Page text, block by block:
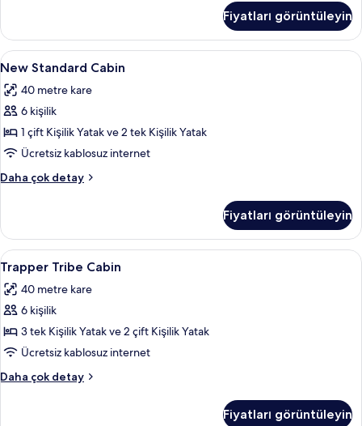
görün
near
facilities
hakkında
fazla
detay
Fiyatları görüntüleyin
New
Standard
Cabin
için
tüm
fotoğrafları
görün
2 yatak odası, odada kasa, güneşlik/
5
New Standard Cabin
40 metre kare
6 kişilik
1 çift Kişilik Yatak ve 2 tek Kişilik Yatak
Ücretsiz kablosuz internet
Daha çok detay
New
daha
fazla
detay
Fiyatları görüntüleyin
Trapper
Tribe
Cabin
için
tüm
fotoğrafları
görün
2 yatak odası, odada kasa, güneşlik/
3
Trapper Tribe Cabin
40 metre kare
6 kişilik
3 tek Kişilik Yatak ve 2 çift Kişilik Yatak
Ücretsiz kablosuz internet
Daha çok detay
Trapper
Fiyatları görüntüleyin